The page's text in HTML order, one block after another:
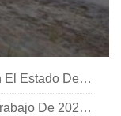
Escapadas Locales De Invierno En El Estado De Nueva York
Grandes Actividades Del Día Del Trabajo De 2021 En El Estado De Nueva York